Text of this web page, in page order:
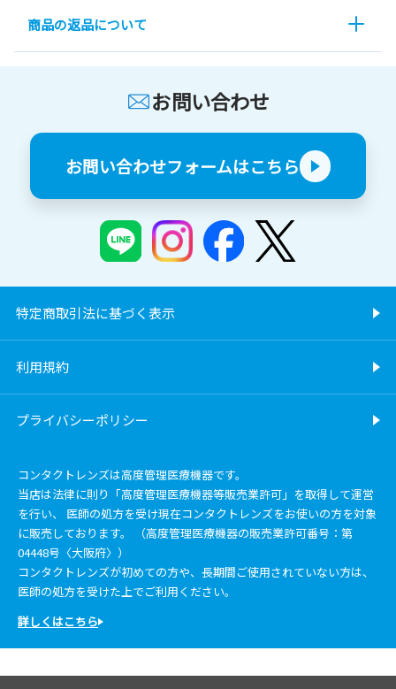
商品の返品について
お問い合わせ
お問い合わせフォームはこちら
特定商取引法に基づく表示
利用規約
プライバシーポリシー
コンタクトレンズは高度管理医療機器です。
当店は法律に則り「高度管理医療機器等販売業許可」を取得して運営
を行い、 医師の処方を受け現在コンタクトレンズをお使いの方を対象
に販売しております。 （高度管理医療機器の販売業許可番号：第
04448号〈大阪府〉）
コンタクトレンズが初めての方や、長期間ご使用されていない方は、
医師の処方を受けた上でご利用ください。
詳しくはこちら